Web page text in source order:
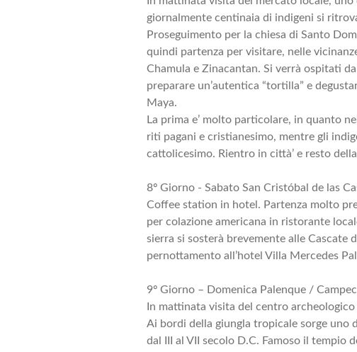
giornalmente centinaia di indigeni si
Proseguimento per la chiesa di Santo
quindi partenza per visitare, nelle
Chamula e Zinacantan. Si verrà ospitati
preparare un’autentica “tortilla” e
Maya.
La prima e’ molto particolare, in quanto
riti pagani e cristianesimo, mentre gli
cattolicesimo. Rientro in città’ e resto
8º Giorno - Sabato San Cristóbal de las
Coffee station in hotel. Partenza molto
per colazione americana in ristorante
sierra si sosterà brevemente alle Cascate
pernottamento all’hotel Villa Mercedes
9º Giorno – Domenica Palenque /
In mattinata visita del centro archeologico
Ai bordi della giungla tropicale sorge uno
dal III al VII secolo D.C. Famoso il tempio